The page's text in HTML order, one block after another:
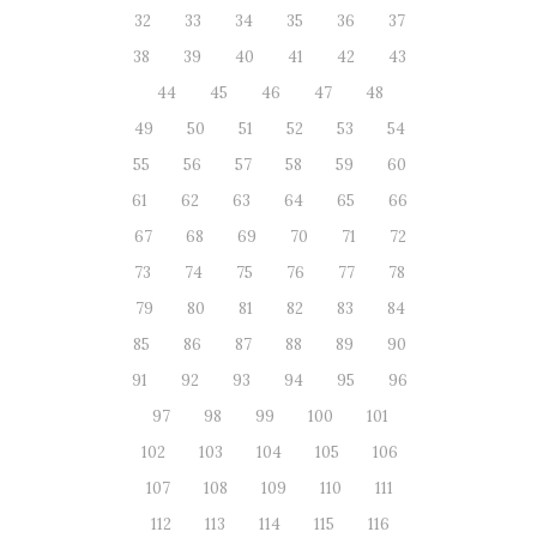
32
33 34 35 36
37
38
39 40 41 42
43
44
45 46 47
48
49
50 51 52 53
54
55
56 57 58 59
60
61
62 63 64 65
66
67
68 69 70 71
72
73
74 75 76 77
78
79
80 81 82 83
84
85
86 87 88 89
90
91
92 93 94 95
96
97
98 99 100
101
102
103 104 105
106
107
108 109 110
111
112
113 114 115
116